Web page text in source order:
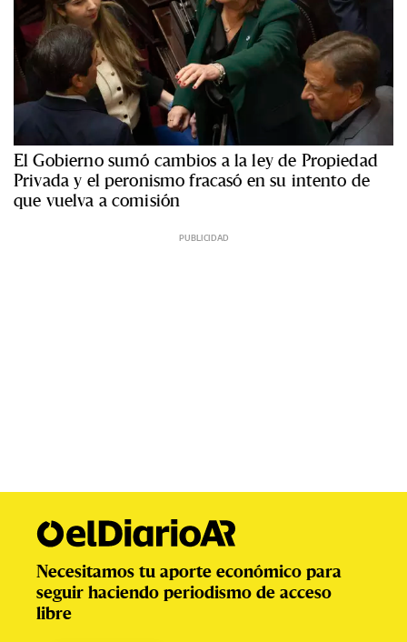
El Gobierno sumó cambios a la ley de Propiedad
Privada y el peronismo fracasó en su intento de
que vuelva a comisión
Necesitamos tu aporte económico para
seguir haciendo periodismo de acceso
libre